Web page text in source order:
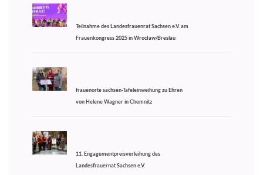
Teilnahme des Landesfrauenrat Sachsen e.V. am
Frauenkongress 2025 in Wrocław/Breslau
frauenorte sachsen-Tafeleinweihung zu Ehren
von Helene Wagner in Chemnitz
11. Engagementpreisverleihung des
Landesfrauernat Sachsen e.V.